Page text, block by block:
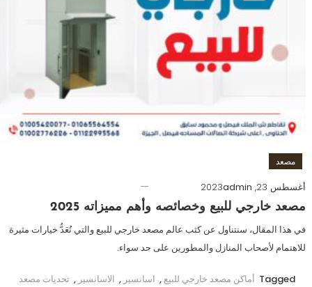
مصعد
أغسطس 23, 2023
admin
مصعد خارجي للبيع وخصائصه وأهم مميزاته 2025
في هذا المقال، سنتناول عن كثب عالم مصعد خارجي للبيع والتي تُعَدُّ خيارات مثيرة
للاهتمام لأصحاب المنازل والمطورين على حد سواء.
Tagged أماكن مصعد خارجي للبيع , اسانسير , الاسانسير , تحديات مصعد